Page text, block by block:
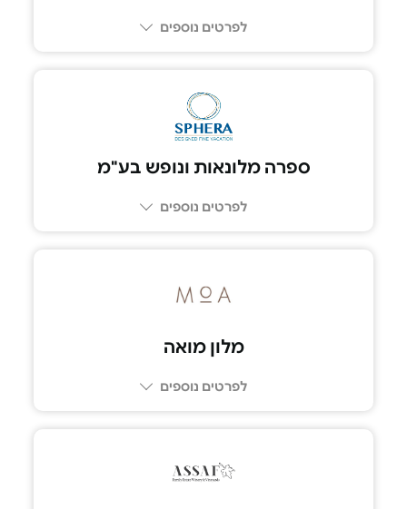
לפרטים נוספים
ספרה מלונאות ונופש בע"מ
לפרטים נוספים
מלון מואה
לפרטים נוספים